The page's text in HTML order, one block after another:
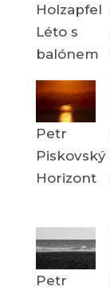
Holzapfel
Léto s
balónem
Petr
Piskovský
Horizont
Petr